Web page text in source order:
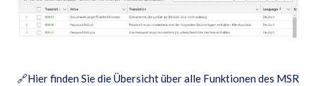
🔗Hier finden Sie die Übersicht über alle Funktionen des MSR